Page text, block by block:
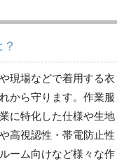
用品
ーンルーム対策用品
療品
ルス対策用品
現場などで着用する衣
から守ります。作業服
に特化した仕様や生地
高視認性・帯電防止性
ーム向けなど様々な作